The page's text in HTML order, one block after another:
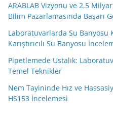
ARABLAB Vizyonu ve 2,5
Bilim Pazarlamasında Başarı
Laboratuvarlarda Su Banyosu
Karıştırıcılı Su Banyosu
Pipetlemede Ustalık:
Temel Teknikler
Nem Tayininde Hız ve
HS153 İncelemesi